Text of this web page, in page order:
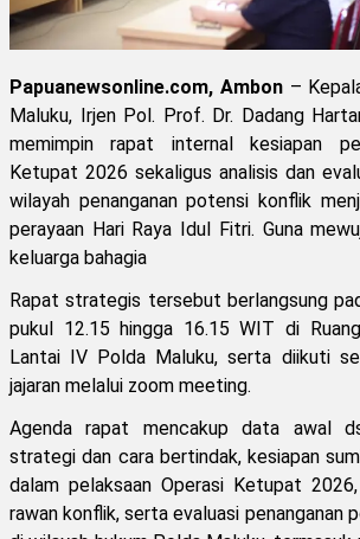
Papuanewsonline.com, Ambon–
Maluku, Irjen Pol. Prof. Dr. Dadang
memimpin rapat internal kesiapan
Ketupat 2026 sekaligus analisis dan
wilayah penanganan potensi konflik
perayaan Hari Raya Idul Fitri. Guna
keluarga bahagia
Rapat strategis tersebut berlangsung
pukul 12.15 hingga 16.15 WIT di
Lantai IV Polda Maluku, serta diikuti
jajaran melalui zoom meeting.
Agenda rapat mencakup data awal
strategi dan cara bertindak, kesiapan
dalam pelaksaan Operasi Ketupat
rawan konflik, serta evaluasi penanganan